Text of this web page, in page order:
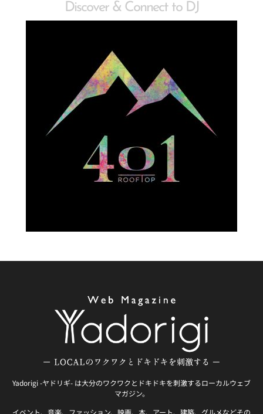
Discover & Connect to DJ
Yadorigi -ヤドリギ- は大分のワクワクとドキドキを刺激するローカルウェブ
マガジン。